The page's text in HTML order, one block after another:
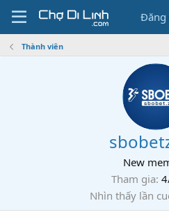
Đăng
Thành viên
New
Tham gia
Nhìn thấy lần